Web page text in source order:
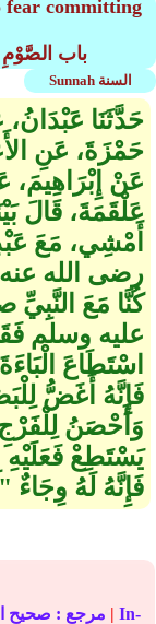
fear committing
(10) باب
Sunnah السنة
حَدَّثَنَا
حَمْزَةَ، عَنِ
عَنْ إِبْرَاهِيمَ،
عَلْقَمَةَ، قَالَ
أَمْشِي، مَعَ
رضى الله
كُنَّا مَعَ النَّبِيِّ
عليه وسلم
اسْتَطَاعَ
فَإِنَّهُ أَغَضُّ
وَأَحْصَنُ
يَسْتَطِعْ فَعَلَيْهِ
فَإِنَّهُ لَهُ وِجَاءٌ
مرجع : صحيح | In-